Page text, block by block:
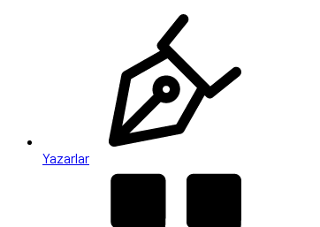
Yazarlar